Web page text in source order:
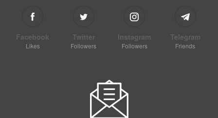
Facebook
Likes
Twitter
Followers
Instagram
Followers
Telegram
Friends